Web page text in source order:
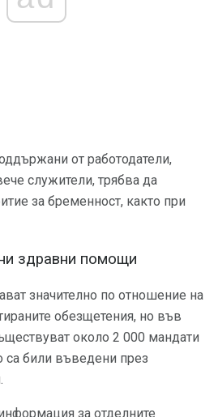
от работодатели,
служители, трябва да
за бременност, както при
здравни помощи
значително по отношение на
обезщетения, но във
около 2 000 мандати
са били въведени през
за отделните